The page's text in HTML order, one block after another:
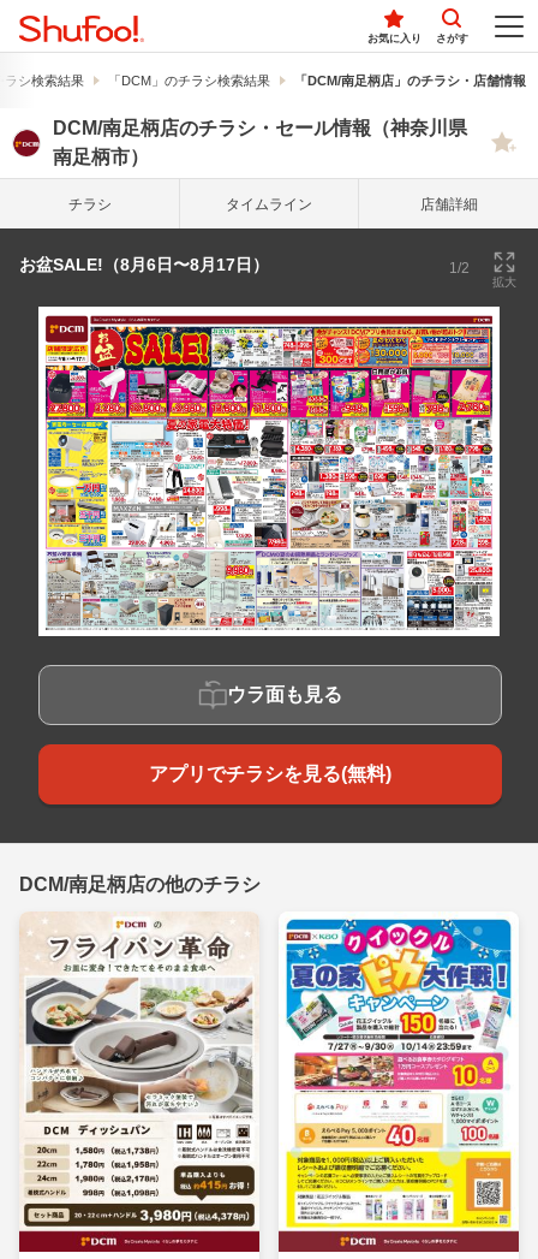
お気に入り さがす
ラシ検索結果 「DCM」のチラシ検索結果 「DCM/南足柄店」のチラシ・店舗情報
DCM/南足柄店のチラシ・セール情報（神奈川県
南足柄市）
チラシ タイム ライン 店舗詳細
お盆SALE!（8月6日〜8月17日） 1/2
拡大
ウラ面も見る
アプリでチラシを見る(無料)
DCM/南足柄店の他のチラシ